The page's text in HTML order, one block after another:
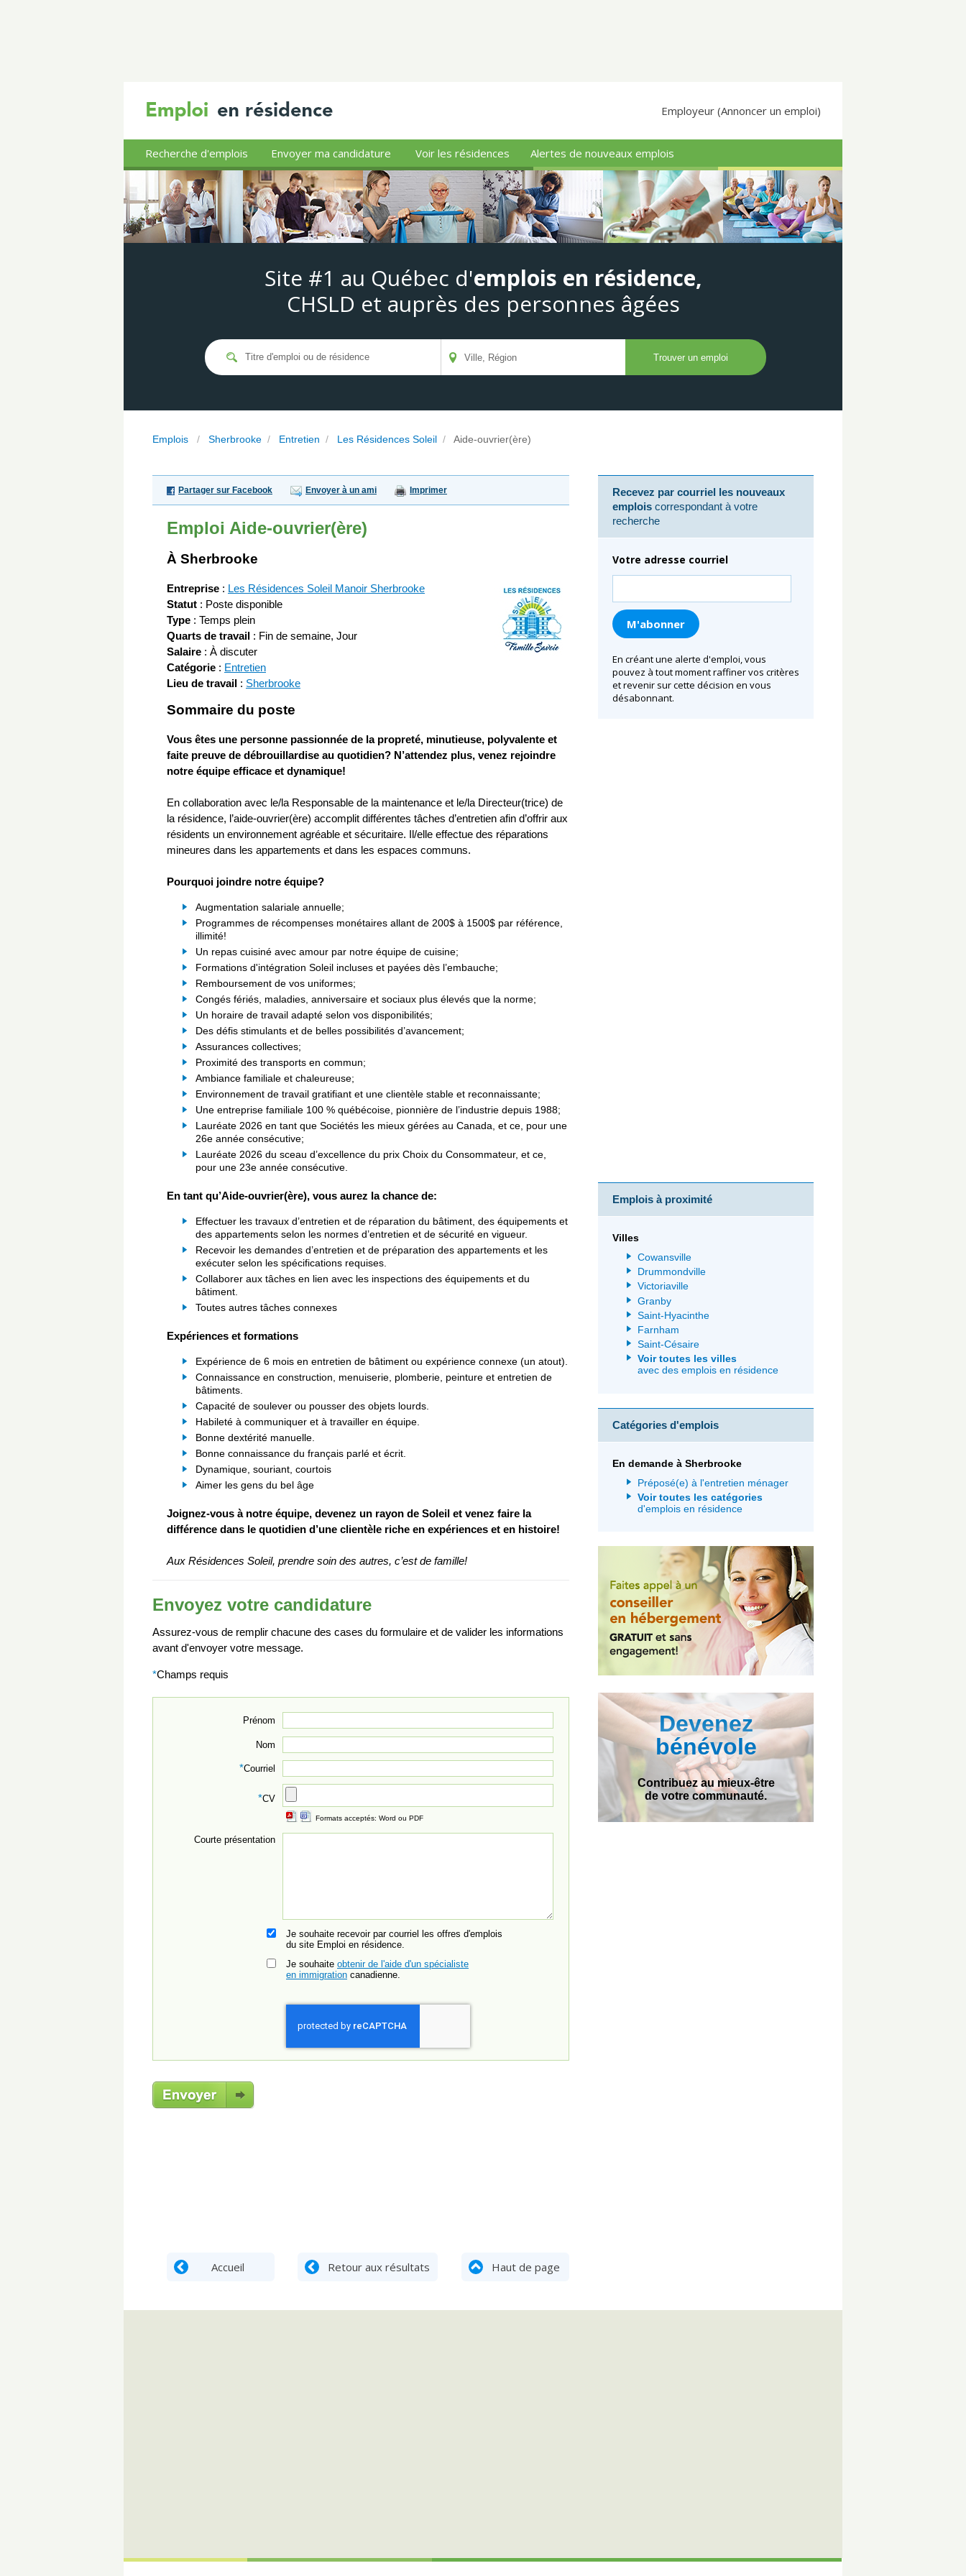
Employeur (Annoncer un emploi)
Recherche d'emplois Envoyer ma candidature Voir les résidences Alertes de nouveaux emplois
Site #1 au Québec d'emplois en résidence,
CHSLD et auprès des personnes âgées
Emplois / Sherbrooke / Entretien / Les Résidences Soleil / Aide-ouvrier(ère)
Partager sur Facebook Envoyer à un ami Imprimer
Emploi Aide-ouvrier(ère)
À Sherbrooke
Entreprise : Les Résidences Soleil Manoir Sherbrooke
Statut : Poste disponible
Type : Temps plein
Quarts de travail : Fin de semaine, Jour
Salaire : À discuter
Catégorie : Entretien
Lieu de travail : Sherbrooke
Sommaire du poste
Vous êtes une personne passionnée de la propreté, minutieuse, polyvalente et
faite preuve de débrouillardise au quotidien? N’attendez plus, venez rejoindre
notre équipe efficace et dynamique!
En collaboration avec le/la Responsable de la maintenance et le/la Directeur(trice) de
la résidence, l’aide-ouvrier(ère) accomplit différentes tâches d’entretien afin d’offrir aux
résidents un environnement agréable et sécuritaire. Il/elle effectue des réparations
mineures dans les appartements et dans les espaces communs.
Pourquoi joindre notre équipe?
Augmentation salariale annuelle;
Programmes de récompenses monétaires allant de 200$ à 1500$ par référence,
illimité!
Un repas cuisiné avec amour par notre équipe de cuisine;
Formations d'intégration Soleil incluses et payées dès l’embauche;
Remboursement de vos uniformes;
Congés fériés, maladies, anniversaire et sociaux plus élevés que la norme;
Un horaire de travail adapté selon vos disponibilités;
Des défis stimulants et de belles possibilités d’avancement;
Assurances collectives;
Proximité des transports en commun;
Ambiance familiale et chaleureuse;
Environnement de travail gratifiant et une clientèle stable et reconnaissante;
Une entreprise familiale 100 % québécoise, pionnière de l’industrie depuis 1988;
Lauréate 2026 en tant que Sociétés les mieux gérées au Canada, et ce, pour une
26e année consécutive;
Lauréate 2026 du sceau d’excellence du prix Choix du Consommateur, et ce,
pour une 23e année consécutive.
En tant qu’Aide-ouvrier(ère), vous aurez la chance de:
Effectuer les travaux d’entretien et de réparation du bâtiment, des équipements et
des appartements selon les normes d’entretien et de sécurité en vigueur.
Recevoir les demandes d’entretien et de préparation des appartements et les
exécuter selon les spécifications requises.
Collaborer aux tâches en lien avec les inspections des équipements et du
bâtiment.
Toutes autres tâches connexes
Expériences et formations
Expérience de 6 mois en entretien de bâtiment ou expérience connexe (un atout).
Connaissance en construction, menuiserie, plomberie, peinture et entretien de
bâtiments.
Capacité de soulever ou pousser des objets lourds.
Habileté à communiquer et à travailler en équipe.
Bonne dextérité manuelle.
Bonne connaissance du français parlé et écrit.
Dynamique, souriant, courtois
Aimer les gens du bel âge
Joignez-vous à notre équipe, devenez un rayon de Soleil et venez faire la
différence dans le quotidien d’une clientèle riche en expériences et en histoire!
Aux Résidences Soleil, prendre soin des autres, c’est de famille!
Envoyez votre candidature
Assurez-vous de remplir chacune des cases du formulaire et de valider les informations
avant d'envoyer votre message.
*Champs requis
Prénom
Nom
*Courriel
*CV
Formats acceptés: Word ou PDF
Courte présentation
Je souhaite recevoir par courriel les offres d'emplois
du site Emploi en résidence.
Je souhaite obtenir de l'aide d'un spécialiste
en immigration canadienne.
Haut de page
Accueil Retour aux résultats
Recevez par courriel les nouveaux
emplois correspondant à votre
recherche
Votre adresse courriel
En créant une alerte d'emploi, vous
pouvez à tout moment raffiner vos critères
et revenir sur cette décision en vous
désabonnant.
Emplois à proximité
Villes
Cowansville
Drummondville
Victoriaville
Granby
Saint-Hyacinthe
Farnham
Saint-Césaire
Voir toutes les villes
avec des emplois en résidence
Catégories d'emplois
En demande à Sherbrooke
Préposé(e) à l'entretien ménager
Voir toutes les catégories
d'emplois en résidence
Devenez
bénévole
Contribuez au mieux-être
de votre communauté.